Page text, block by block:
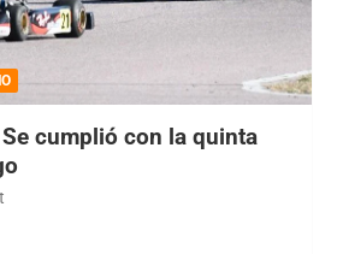
Se cumplió con la quinta